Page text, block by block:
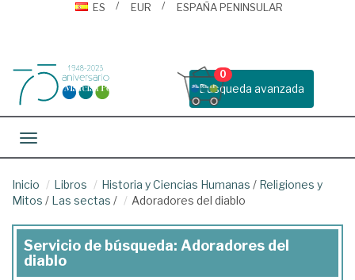
ES
EUR ESPAÑA PENINSULAR
Busqueda avanzada
0
Toggle navigation
Inicio Libros Historia y Ciencias Humanas / Religiones y
Mitos / Las sectas / Adoradores del diablo
Servicio de búsqueda: Adoradores del
diablo